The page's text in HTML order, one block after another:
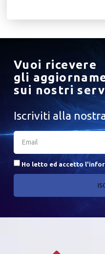
Vuoi ricevere
gli
sui nostri
Iscriviti alla
Ho letto ed accetto l'